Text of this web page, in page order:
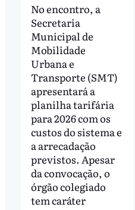
No encontro, a
Secretaria
Municipal de
Mobilidade
Urbana e
Transporte (SMT)
apresentará a
planilha tarifária
para 2026 com os
custos do sistema e
a arrecadação
previstos. Apesar
da convocação, o
órgão colegiado
tem caráter